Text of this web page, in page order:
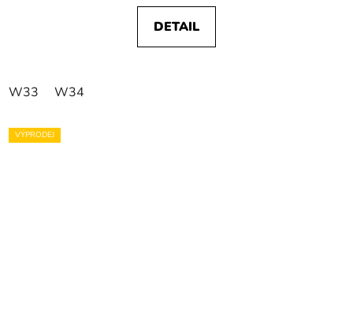
DETAIL
W33 W34
VÝPRODEJ